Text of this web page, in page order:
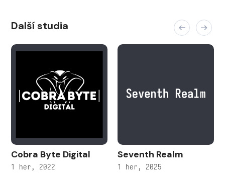
Další studia
Cobra Byte Digital
1 her, 2022
Seventh Realm
1 her, 2025